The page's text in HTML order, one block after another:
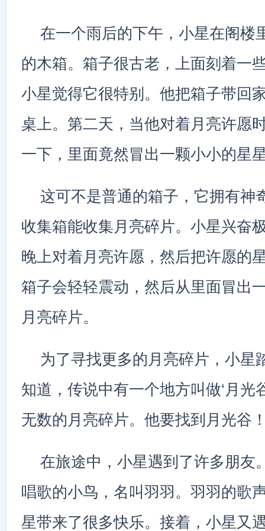
在一个雨后的下午，小星在阁楼
的木箱。箱子很古老，上面刻着一
小星觉得它很特别。他把箱子带回
桌上。第二天，当他对着月亮许愿
一下，里面竟然冒出一颗小小的星
这可不是普通的箱子，它拥有神
收集箱能收集月亮碎片。小星兴奋
晚上对着月亮许愿，然后把许愿的
箱子会轻轻震动，然后从里面冒出
月亮碎片。
为了寻找更多的月亮碎片，小星
知道，传说中有一个地方叫做‘月光
无数的月亮碎片。他要找到月光谷
在旅途中，小星遇到了许多朋友
唱歌的小鸟，名叫羽羽。羽羽的歌
星带来了很多快乐。接着，小星又